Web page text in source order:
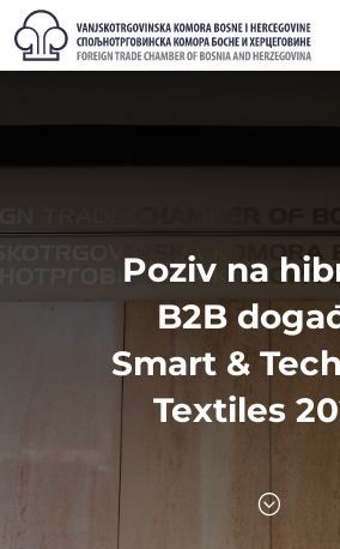
Poziv na
B2B
Smart &
Textiles
;